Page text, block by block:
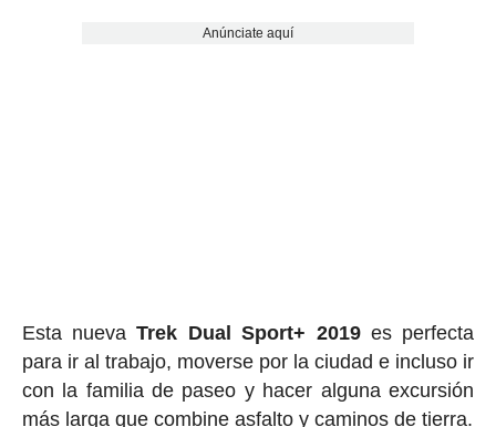
Anúnciate aquí
Esta nuevaTrek Dual Sport+ 2019 es perfecta
para ir al trabajo, moverse por la ciudad e incluso ir
con la familia de paseo y hacer alguna excursión
más larga que combine asfalto y caminos de tierra.